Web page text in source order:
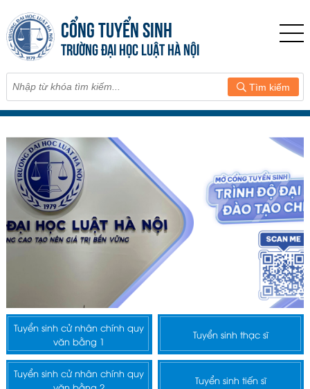
CỔNG TUYỂN SINH
TRƯỜNG ĐẠI HỌC LUẬT HÀ NỘI
Tìm kiếm
Tuyển sinh cử nhân chính quy
văn bằng 1
Tuyển sinh thạc sĩ
Tuyển sinh cử nhân chính quy
Tuyển sinh tiến sĩ